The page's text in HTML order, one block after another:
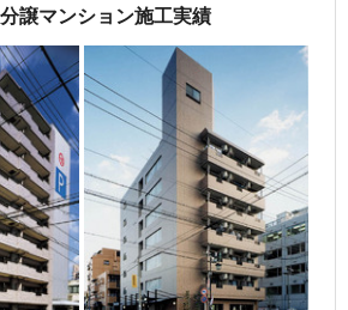
譲マンション施工実績